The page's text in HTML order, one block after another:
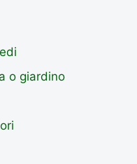
o giardino